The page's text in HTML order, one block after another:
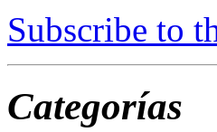
Subscribe to
Categorías